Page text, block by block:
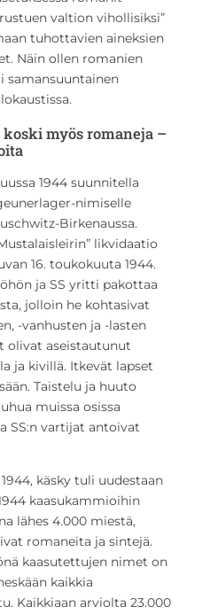
valtion vihollisiksi”
tuhottavien aineksien
Näin ollen romanien
samansuuntainen
myös romaneja –
1944 suunnitella
nimiselle
Birkenaussa.
likvidaatio
16. toukokuuta 1944.
ja SS yritti pakottaa
jolloin he kohtasivat
-vanhusten ja -lasten
olivat aseistautunut
ja kivillä. Itkevät lapset
Taistelu ja huuto
muissa osissa
SS:n vartijat antoivat
käsky tuli uudestaan
kaasukammioihin
lähes 4.000 miestä,
romaneita ja sintejä.
kaasutettujen nimet on
kaikkia
Kaikkiaan arviolta 23.000